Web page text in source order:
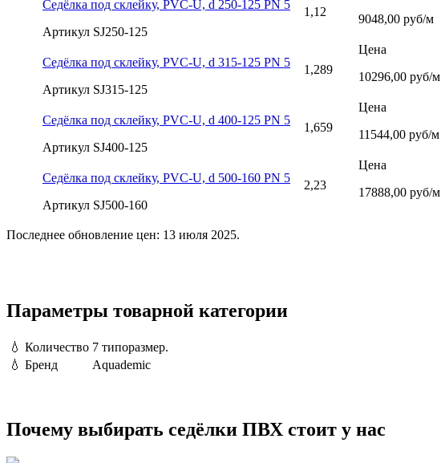
Седёлка под склейку, PVC-U, d 250-125 PN 5
Артикул SJ250-125
1,12
9048,00 руб/м
Седёлка под склейку, PVC-U, d 315-125 PN 5
Артикул SJ315-125
1,289
Цена
10296,00 руб/м
Седёлка под склейку, PVC-U, d 400-125 PN 5
Артикул SJ400-125
1,659
Цена
11544,00 руб/м
Седёлка под склейку, PVC-U, d 500-160 PN 5
Артикул SJ500-160
2,23
Цена
17888,00 руб/м
Последнее обновление цен: 13 июля 2025.
Параметры товарной категории
💧 Количество 7 типоразмер.
💧 Бренд Aquademic
Почему выбирать седёлки ПВХ стоит у нас